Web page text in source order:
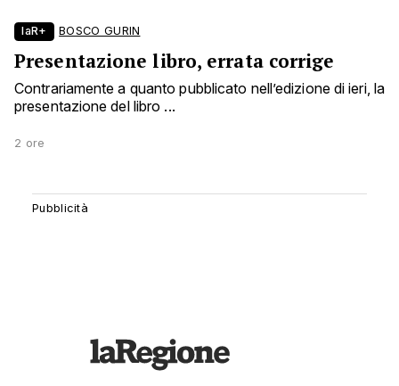
laR+ BOSCO GURIN
Presentazione libro, errata corrige
Contrariamente a quanto pubblicato nell’edizione di ieri, la
presentazione del libro ...
2 ore